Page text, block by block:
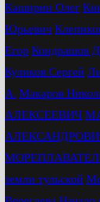
Каширин Олег
Юрьевич
Егор Кондрашов
Куликов Сергей
А. Макаров
АЛЕКСЕЕВИЧ
земли тульской